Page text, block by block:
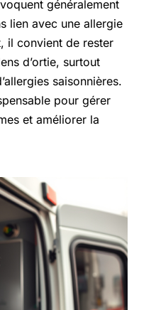
généralement
lien avec une allergie
il convient de rester
d’ortie, surtout
saisonnières.
pour gérer
et améliorer la